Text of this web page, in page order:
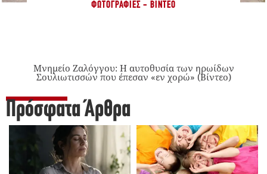
ΦΩΤΟΓΡΑΦΊΕΣ - ΒΊΝΤΕΟ
Μνημείο Ζαλόγγου: Η αυτοθυσία των ηρωίδων
Σουλιωτισσών που έπεσαν «εν χορώ» (Βίντεο)
Πρόσφατα Άρθρα